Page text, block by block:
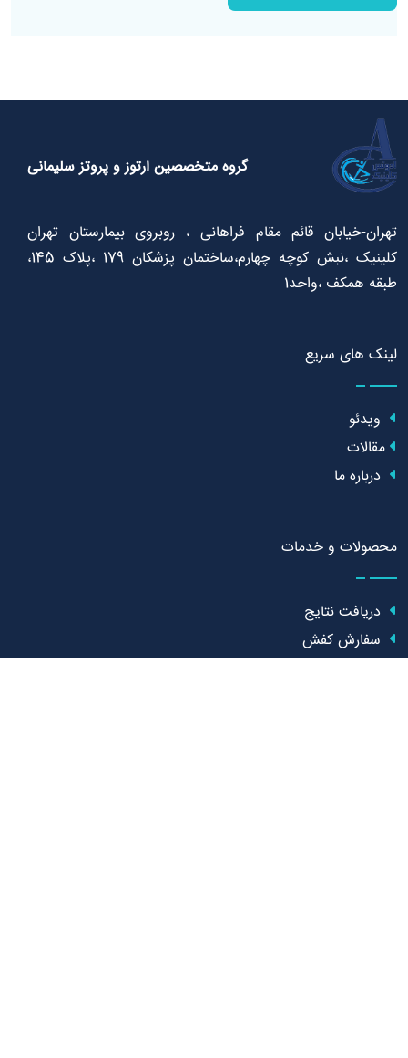
گروه متخصصین ارتوز و پروتز سلیمانی
تهران-خیابان قائم مقام فراهانی ، روبروی بیمارستان تهران
کلینیک ،نبش کوچه چهارم،ساختمان پزشکان 179 ،پلاک 145،
طبقه همکف ،واحد1
لینک های سریع
ویدئو
مقالات
درباره ما
محصولات و خدمات
دریافت نتایج
سفارش کفش